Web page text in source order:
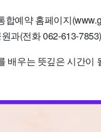
합예약 홈페이지
과(전화 062-613-
배우는 뜻깊은 시간이